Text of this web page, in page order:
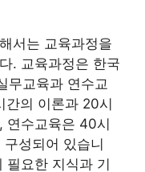
서는 교육과정을
. 교육과정은 한국
무교육과 연수교
간의 이론과 20시
연수교육은 40시
성되어 있습니
필요한 지식과 기